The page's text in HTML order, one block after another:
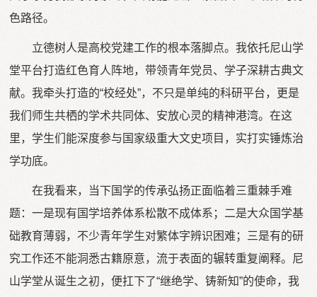
色路径。
立德树人是高校党建工作的根本落脚点。我依托尼山学
堂平台打造红色育人阵地，带领青年党员、学子深耕古典文
献。我牵头打造的“校经处”，不只是单纯的科研平台，更是
我们师生共栖的学术共同体、安放心灵的精神港湾。在这
里，学生们能深度参与国家级重大文史项目，实打实锤炼治
学功底。
在我看来，当下国学的传承弘扬正面临着三重棘手难
题：一是现有国学培养体系松散不成体系；二是大众国学基
础教育薄弱，不少青年学生对繁体字辨识困难；三是有的研
究工作还不能洞悉古籍原意，流于表面的辗转重复阐释。尼
山学堂从诞生之初，便扛下了“继绝学、铸新知”的使命，我